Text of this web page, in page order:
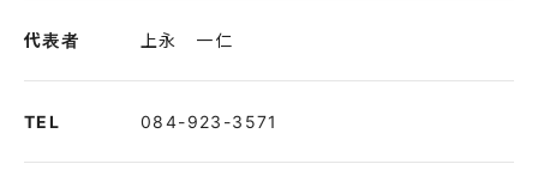
代表者 上永 一仁
TEL 084-923-3571